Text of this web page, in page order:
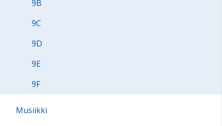
9B
9C
9D
9E
9F
Musiikki